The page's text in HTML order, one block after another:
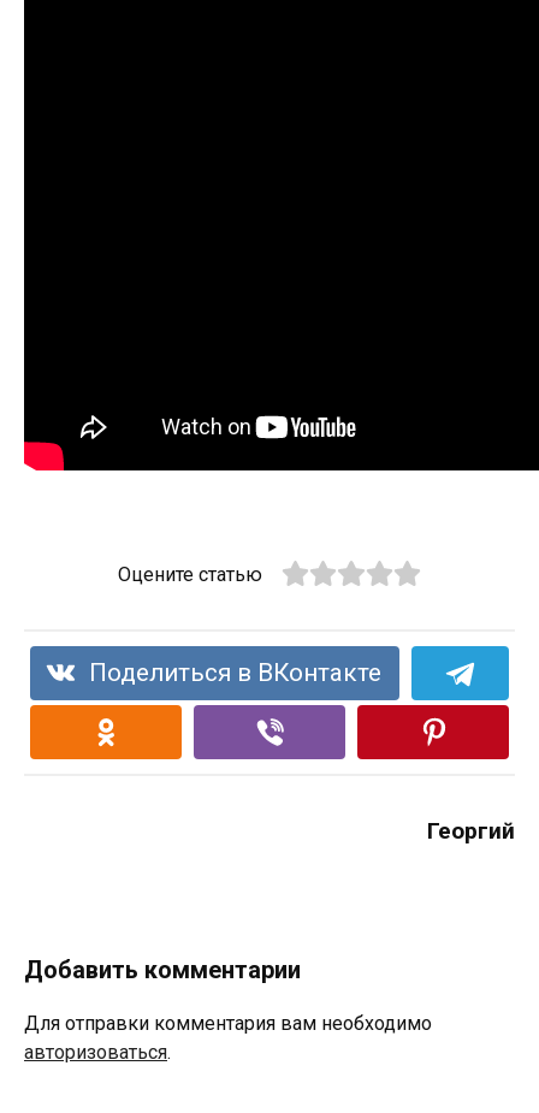
Оцените статью
Поделиться в ВКонтакте
Георгий
Добавить комментарии
Для отправки комментария вам необходимо
авторизоваться.